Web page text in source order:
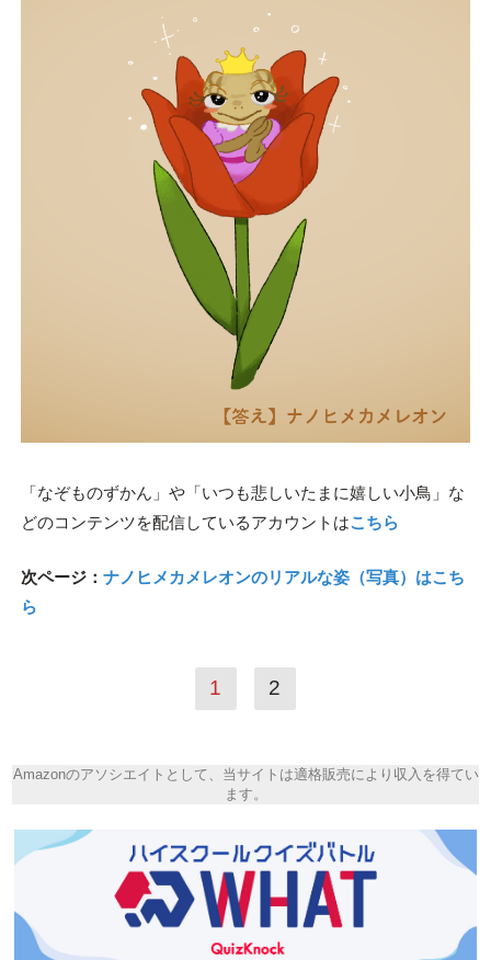
「なぞものずかん」や「いつも悲しいたまに嬉しい小鳥」な
どのコンテンツを配信しているアカウントはこちら
次ページ： ナノヒメカメレオンのリアルな姿（写真）はこち
ら
1 2
Amazonのアソシエイトとして、当サイトは適格販売により収入を得てい
ます。